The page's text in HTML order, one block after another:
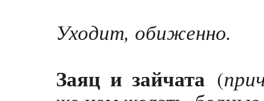
Уходит, обиженно.
Заяц и зайчата (